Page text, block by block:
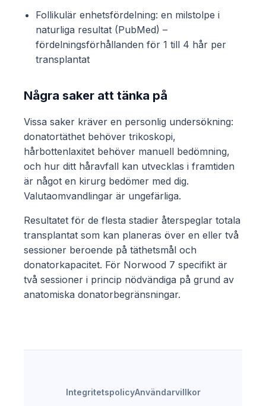
Follikulär enhetsfördelning: en milstolpe i
naturliga resultat (PubMed) –
fördelningsförhållanden för 1 till 4 hår per
transplantat
Några saker att tänka på
Vissa saker kräver en personlig undersökning:
donatortäthet behöver trikoskopi,
hårbottenlaxitet behöver manuell bedömning,
och hur ditt håravfall kan utvecklas i framtiden
är något en kirurg bedömer med dig.
Valutaomvandlingar är ungefärliga.
Resultatet för de flesta stadier återspeglar totala
transplantat som kan planeras över en eller två
sessioner beroende på täthetsmål och
donatorkapacitet. För Norwood 7 specifikt är
två sessioner i princip nödvändiga på grund av
anatomiska donatorbegränsningar.
IntegritetspolicyAnvändarvillkor